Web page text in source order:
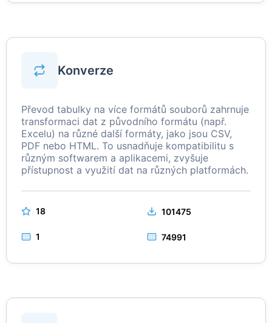
Konverze
Převod tabulky na více formátů souborů zahrnuje
transformaci dat z původního formátu (např.
Excelu) na různé další formáty, jako jsou CSV,
PDF nebo HTML. To usnadňuje kompatibilitu s
různým softwarem a aplikacemi, zvyšuje
přístupnost a využití dat na různých platformách.
18
1
101475
74991